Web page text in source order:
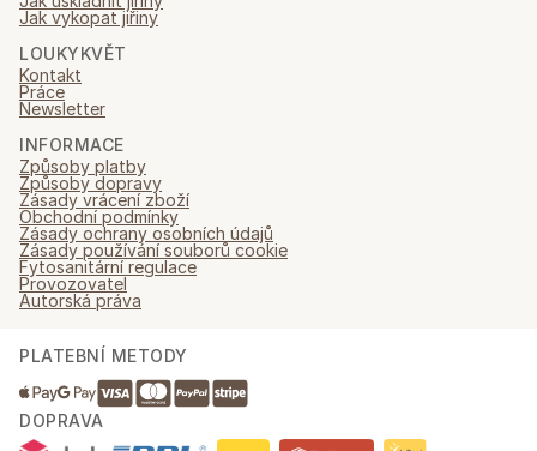
Jak vykopat jiřiny
LOUKYKVĚT
Kontakt
Práce
Newsletter
INFORMACE
Způsoby platby
Způsoby dopravy
Zásady vrácení zboží
Obchodní podmínky
Zásady ochrany osobních údajů
Zásady používání souborů cookie
Fytosanitární regulace
Provozovatel
Autorská práva
PLATEBNÍ METODY
DOPRAVA